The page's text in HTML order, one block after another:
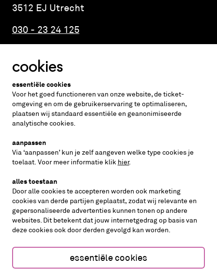
3512 EJ Utrecht
030 - 23 24 125
Altijd weten wat er speelt?
vraag de nieuwsbrief aan
inschrijven
volg ons op
cookies aanpassen cookies/privacy
cookies
essentiële cookies
Voor het goed functioneren van onze website, de ticket-
omgeving en om de gebruikerservaring te optimaliseren,
plaatsen wij standaard essentiële en geanonimiseerde
analytische cookies.
aanpassen
Via ‘aanpassen’ kun je zelf aangeven welke type cookies je
toelaat. Voor meer informatie klik hier.
alles toestaan
Door alle cookies te accepteren worden ook marketing
cookies van derde partijen geplaatst, zodat wij relevante en
gepersonaliseerde advertenties kunnen tonen op andere
websites. Dit betekent dat jouw internetgedrag op basis van
deze cookies ook door derden gevolgd kan worden.
essentiële cookies